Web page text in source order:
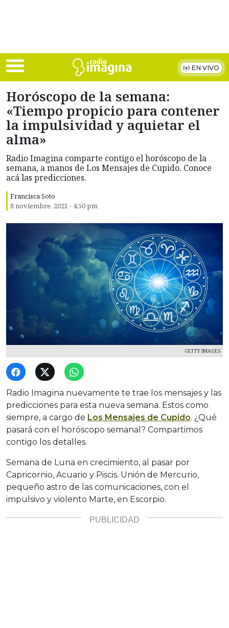
EN VIVO
Horóscopo de la semana:
«Tiempo propicio para contener
la impulsividad y aquietar el
alma»
Radio Imagina comparte contigo el horóscopo de la
semana, a manos de Los Mensajes de Cupido. Conoce
acá las predicciones.
Francisca Soto
8 noviembre, 2021 - 4:50 pm
GETTY IMAGES
Radio Imagina nuevamente te trae los mensajes y las
predicciones para esta nueva semana. Estos como
siempre, a cargo de Los Mensajes de Cupido. ¿Qué
pasará con el horóscopo semanal? Compartimos
contigo los detalles.
Semana de Luna en crecimiento, al pasar por
Capricornio, Acuario y Piscis. Unión de Mercurio,
pequeño astro de las comunicaciones, con el
impulsivo y violento Marte, en Escorpio.